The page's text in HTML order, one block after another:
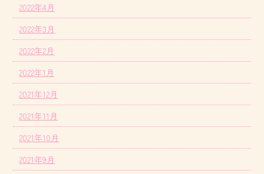
2022年4月
2022年3月
2022年2月
2022年1月
2021年12月
2021年11月
2021年10月
2021年9月